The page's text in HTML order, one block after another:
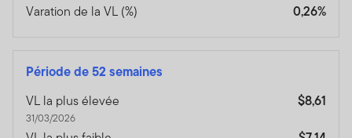
Varation de la VL (%)
0,26%
Période de 52 semaines
VL la plus élevée
31/03/2026
$8,61